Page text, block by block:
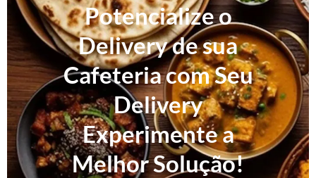
Potencialize o
Delivery de sua
Cafeteria com Seu
Delivery
Experimente a
Melhor Solução!